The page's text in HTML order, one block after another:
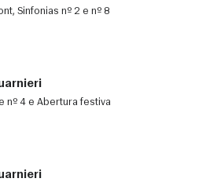
Sinfonias nº 2 e nº 8
nº 4 e Abertura festiva